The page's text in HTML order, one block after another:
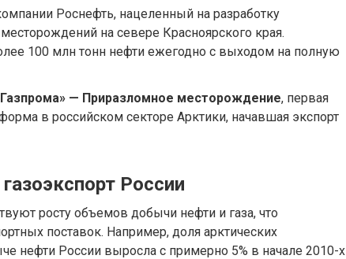
Роснефть, нацеленный на разработку
на севере Красноярского края.
100 млн тонн нефти ежегодно с выходом на полную
— Приразломное месторождение, первая
в российском секторе Арктики, начавшая экспорт
России
росту объемов добычи нефти и газа, что
поставок. Например, доля арктических
нефти России выросла с примерно 5% в начале 2010-х